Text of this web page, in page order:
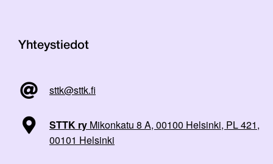
Yhteystiedot
sttk@sttk.fi
STTK ry Mikonkatu 8 A, 00100 Helsinki, PL 421,
00101 Helsinki